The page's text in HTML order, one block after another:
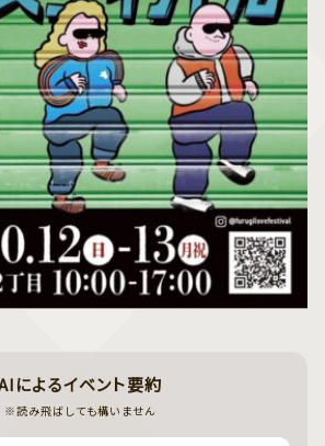
によるイベント要約
※読み飛ばしても構いません